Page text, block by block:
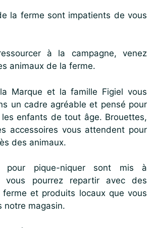
la ferme sont impatients de vous
à la campagne, venez
animaux de la ferme.
Marque et la famille Figiel vous
un cadre agréable et pensé pour
enfants de tout âge. Brouettes,
accessoires vous attendent pour
des animaux.
pour pique-niquer sont mis à
vous pourrez repartir avec des
et produits locaux que vous
notre magasin.